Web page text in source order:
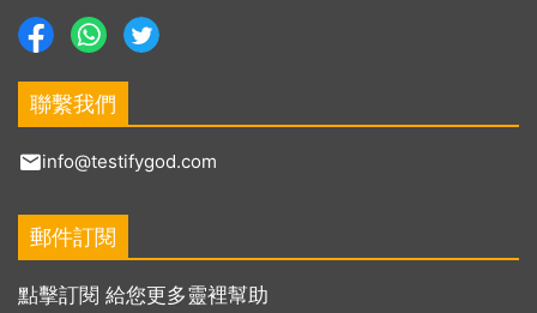
聯繫我們
info@testifygod.com
郵件訂閱
點擊訂閱 給您更多靈裡幫助